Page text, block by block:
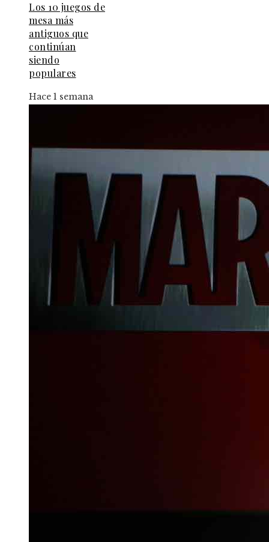
Los 10 juegos de
mesa más
antiguos que
continúan
siendo
populares
Hace 1 semana